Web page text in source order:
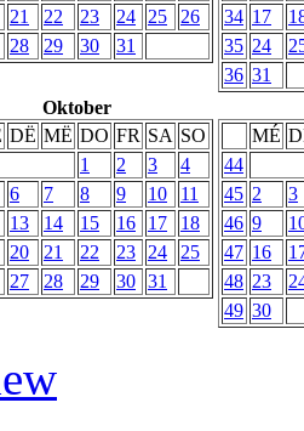
21 22 23 24 25
26
28 29 30 31
34 17
35 24
36 31
Oktober
DË MË DO FR SA SO
1 2 3
4
6 7 8 9 10
11
13 14 15 16 17
18
20 21 22 23 24
25
27 28 29 30 31
MÉ
44
45 2
3
46 9
47 16
48 23
49 30